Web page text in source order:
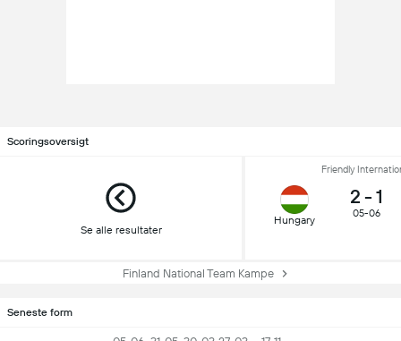
Scoringsoversigt
Se alle resultater
Friendly
Hungary
2 - 1
05-06
Finland National Team Kampe
Seneste form